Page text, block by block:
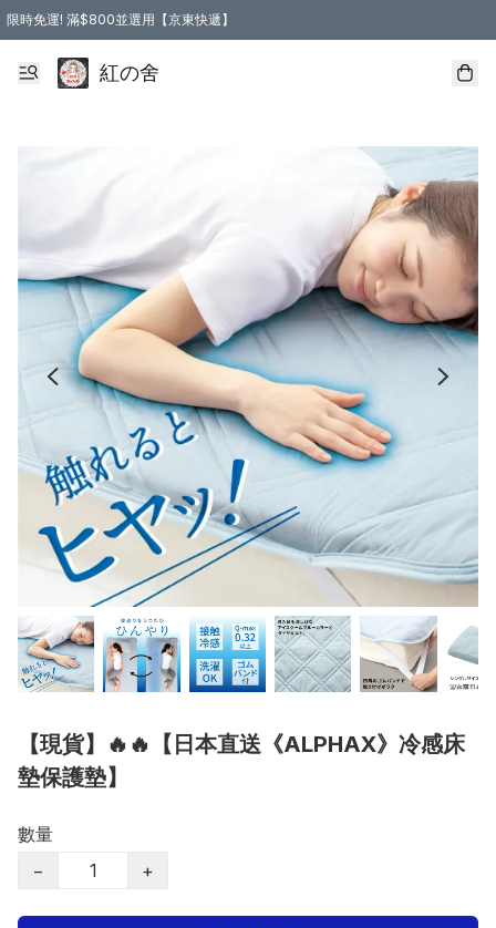
限時免運! 滿$800並選用【京東快遞】
紅の舍
【現貨】🔥🔥【日本直送《ALPHAX》冷感床
墊保護墊】
數量
−
+